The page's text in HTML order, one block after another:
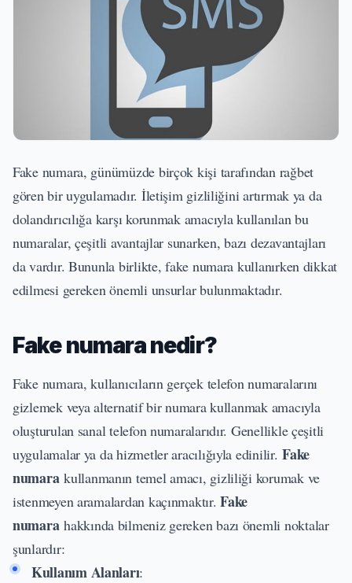
Fake numara, günümüzde birçok kişi tarafından rağbet
gören bir uygulamadır. İletişim gizliliğini artırmak ya da
dolandırıcılığa karşı korunmak amacıyla kullanılan bu
numaralar, çeşitli avantajlar sunarken, bazı dezavantajları
da vardır. Bununla birlikte, fake numara kullanırken dikkat
edilmesi gereken önemli unsurlar bulunmaktadır.
Fake numara nedir?
Fake numara, kullanıcıların gerçek telefon numaralarını
gizlemek veya alternatif bir numara kullanmak amacıyla
oluşturulan sanal telefon numaralarıdır. Genellikle çeşitli
uygulamalar ya da hizmetler aracılığıyla edinilir.Fake
numarakullanmanın temel amacı, gizliliği korumak ve
istenmeyen aramalardan kaçınmaktır.Fake
numarahakkında bilmeniz gereken bazı önemli noktalar
şunlardır:
Kullanım Alanları: